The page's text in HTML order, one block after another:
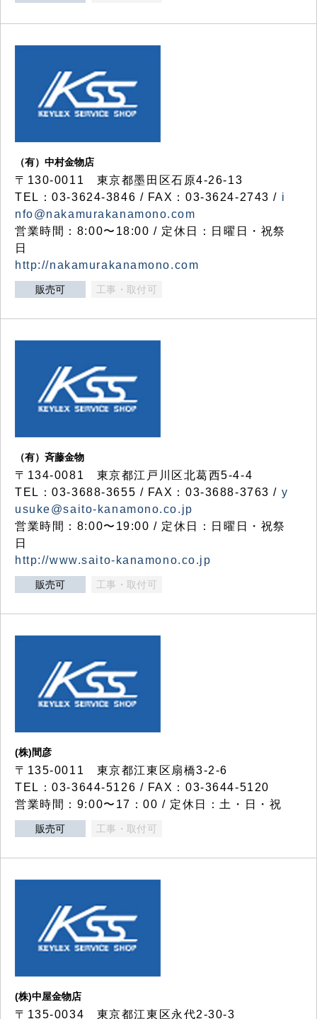
（有）中村金物店
〒130-0011 東京都墨田区石原4-26-13
TEL：03-3624-3846 / FAX：03-3624-2743 / i
nfo@nakamurakanamono.com
営業時間：8:00〜18:00 / 定休日：日曜日・祝祭
日
http://nakamurakanamono.com
販売可 工事・取付可
（有）斉藤金物
〒134-0081 東京都江戸川区北葛西5-4-4
TEL：03-3688-3655 / FAX：03-3688-3763 / y
usuke@saito-kanamono.co.jp
営業時間：8:00〜19:00 / 定休日：日曜日・祝祭
日
http://www.saito-kanamono.co.jp
販売可 工事・取付可
(株)間彦
〒135-0011 東京都江東区扇橋3-2-6
TEL：03-3644-5126 / FAX：03-3644-5120
営業時間：9:00〜17：00 / 定休日：土・日・祝
販売可 工事・取付可
(株)中屋金物店
〒135-0034 東京都江東区永代2-30-3